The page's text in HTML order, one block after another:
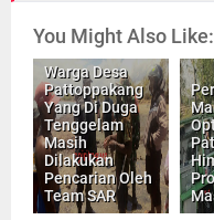
You Might Also Like:
Warga Desa
Pattoppakang
Yang Di Duga
Tenggelam
Masih
Dilakukan
Pencarian Oleh
Team SAR